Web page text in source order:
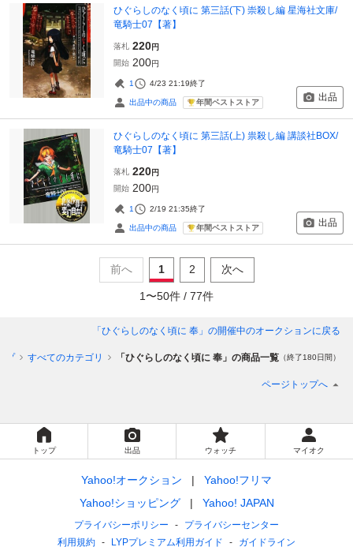
ひぐらしのなく頃に 第三話(下) 崇殺し編 星海社文庫/
竜騎士07【著】
落札 220円
開始 200円
1 4/23 21:19終了
出品中の商品 年間ベストストア 出品
ひぐらしのなく頃に 第三話(上) 祟殺し編 講談社BOX/
竜騎士07【著】
落札 220円
開始 200円
1 2/19 21:35終了
出品中の商品 年間ベストストア 出品
前へ 1 2 次へ
1 〜50件 / 77件
「ひぐらしのなく頃に 奉」 の開催中のオークションに戻る
プ すべてのカテゴリ 「ひぐらしのなく頃に 奉」の商品一覧 （終了180日間）
ページトップへ
トップ 出品 ウォッチ マイオク
Yahoo!オークション
Yahoo!フリマ
Yahoo!ショッピング
Yahoo! JAPAN
プライバシーポリシー
プライバシーセンター
利用規約
LYPプレミアム利用ガイド ガイドライン